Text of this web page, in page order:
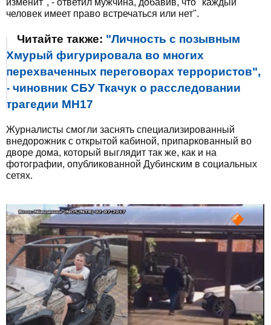
изменит", - ответил мужчина, добавив, что "каждый
человек имеет право встречаться или нет".
Читайте также: "Личность с позывным
Хмурый фигурировала во многих
перехваченных переговорах террористов",
- чиновник СБУ Ткачук о расследовании
трагедии МН17
Журналисты смогли заснять специализированный
внедорожник с открытой кабиной, припаркованный во
дворе дома, который выглядит так же, как и на
фотографии, опубликованной Дубинским в социальных
сетях.